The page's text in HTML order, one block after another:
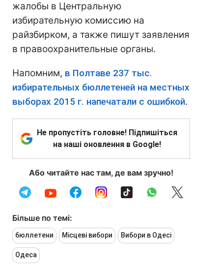
жалобы в Центральную
избирательную комиссию на
райзбирком, а также пишут заявления
в правоохранительные органы.
Напомним, в Полтаве 237 тыс.
избирательных бюллетеней на местных
выборах 2015 г. напечатали с ошибкой.
Не пропустіть головне! Підпишіться
на наші оновлення в Google!
Або читайте нас там, де вам зручно!
Більше по темі:
бюллетени Місцеві вибори Вибори в Одесі
Одеса